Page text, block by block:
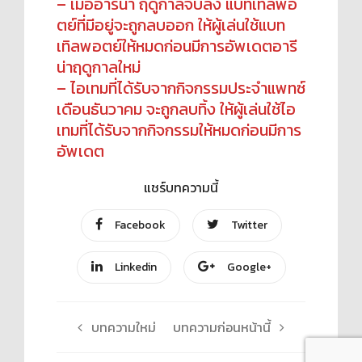
ตย์ที่มีอยู่จะถูกลบออก ให้ผู้เล่นใช้แบท
เทิลพอตย์ให้หมดก่อนมีการอัพเดตอารี
น่าฤดูกาลใหม่
– ไอเทมที่ได้รับจากกิจกรรมประจำแพทซ์
เดือนธันวาคม จะถูกลบทิ้ง ให้ผู้เล่นใช้ไอ
เทมที่ได้รับจากกิจกรรมให้หมดก่อนมีการ
อัพเดต
แชร์บทความนี้
Facebook Twitter
Linkedin Google+
บทความใหม่ บทความก่อนหน้านี้